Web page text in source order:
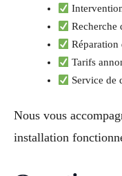
Recherche
Réparation
Tarifs
Service de
Nous vous
installation